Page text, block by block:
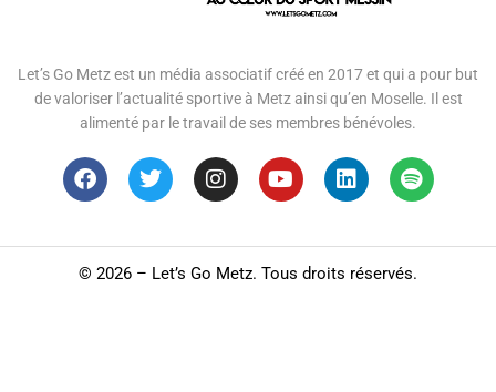
Let’s Go Metz est un média associatif créé en 2017 et qui a pour but
de valoriser l’actualité sportive à Metz ainsi qu’en Moselle. Il est
alimenté par le travail de ses membres bénévoles.
© 2026 – Let’s Go Metz. Tous droits réservés.